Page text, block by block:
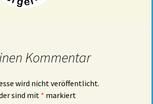
Kommentar
wird nicht veröffentlicht.
sind mit * markiert